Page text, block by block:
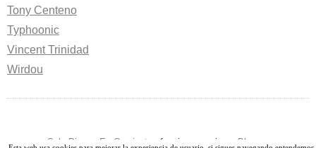
Tony Centeno
Typhoonic
Vincent Trinidad
Wirdou
Solo Pienso En Camisetas funciona gracias a Blogger